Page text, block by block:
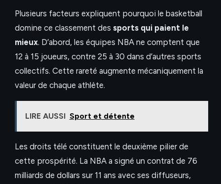
Plusieurs facteurs expliquent pourquoi le basketball
domine ce classement des sports qui paient le
mieux. D’abord, les équipes NBA ne comptent que
12 à 15 joueurs, contre 25 à 30 dans d’autres sports
collectifs. Cette rareté augmente mécaniquement la
valeur de chaque athlète.
LIRE AUSSI Sport et détente
Les droits télé constituent le deuxième pilier de
cette prospérité. La NBA a signé un contrat de 76
milliards de dollars sur 11 ans avec ses diffuseurs,